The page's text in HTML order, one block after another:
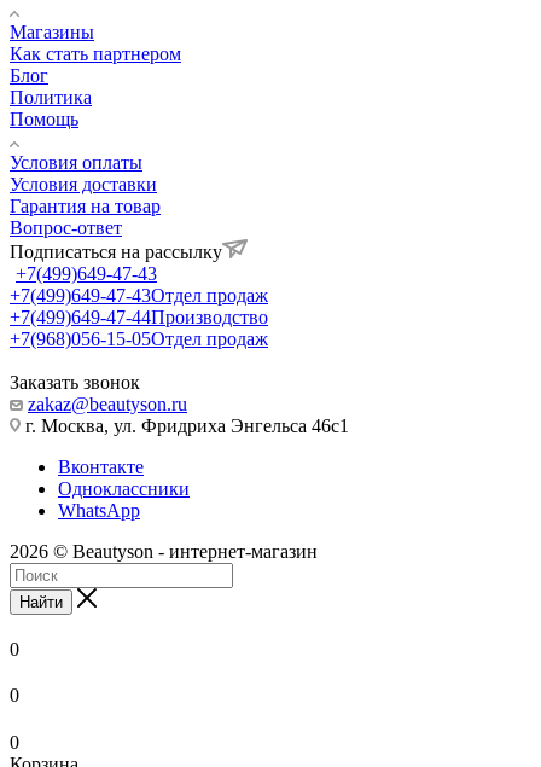
Магазины
Как стать партнером
Блог
Политика
Помощь
Условия оплаты
Условия доставки
Гарантия на товар
Вопрос-ответ
Подписаться на рассылку
+7(499)649-47-43
+7(499)649-47-43Отдел продаж
+7(499)649-47-44Производство
+7(968)056-15-05Отдел продаж
Заказать звонок
zakaz@beautyson.ru
г. Москва, ул. Фридриха Энгельса 46с1
Вконтакте
Одноклассники
WhatsApp
2026 © Beautyson - интернет-магазин
Найти
0
0
0